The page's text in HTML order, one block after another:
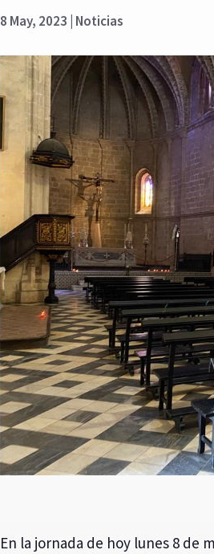
8 May, 2023 Noticias
En la jornada de hoy lunes 8 de